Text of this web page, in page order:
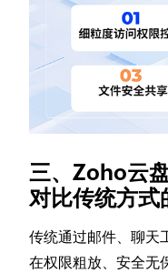
三、Zoho云
对比传统方式
传统通过邮件、聊天
在权限粗放、安全无